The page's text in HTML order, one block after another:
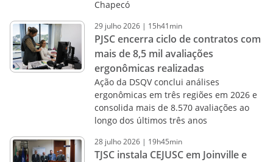
Chapecó
29 julho2026 | 15h41min
PJSC encerra ciclo de contratos com
mais de 8,5 mil avaliações
ergonômicas realizadas
Ação da DSQV conclui análises
ergonômicas em três regiões em 2026 e
consolida mais de 8.570 avaliações ao
longo dos últimos três anos
28 julho2026 | 19h45min
TJSC instala CEJUSC em Joinville e